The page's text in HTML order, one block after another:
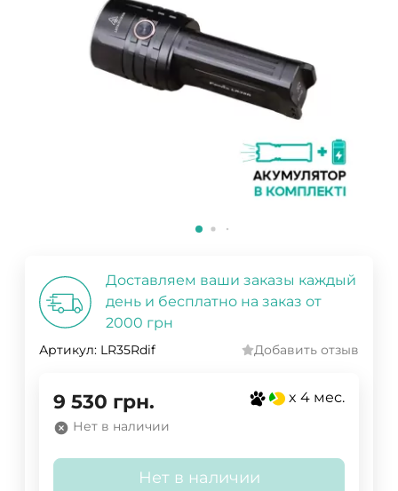
Доставляем ваши заказы каждый
день и бесплатно на заказ от
2000 грн
Артикул: LR35Rdif Добавить отзыв
9 530 грн. x 4 мес.
Нет в наличии
Нет в наличии